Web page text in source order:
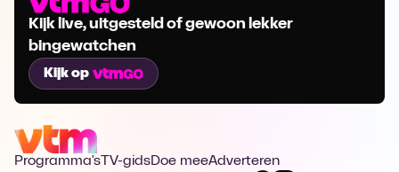
Kijk live, uitgesteld of gewoon lekker
bingewatchen
Kijk op
Programma's TV-gidsDoe meeAdverteren